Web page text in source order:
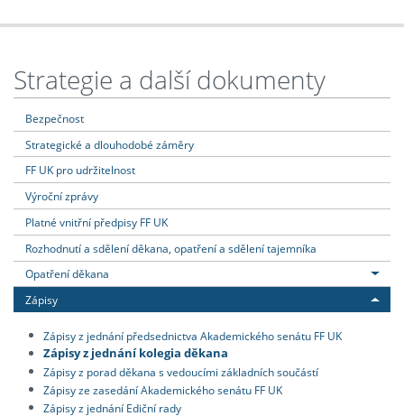
Strategie a další dokumenty
Bezpečnost
Strategické a dlouhodobé záměry
FF UK pro udržitelnost
Výroční zprávy
Platné vnitřní předpisy FF UK
Rozhodnutí a sdělení děkana, opatření a sdělení tajemníka
Opatření děkana
Zápisy
Zápisy z jednání předsednictva Akademického senátu FF UK
Zápisy z jednání kolegia děkana
Zápisy z porad děkana s vedoucími základních součástí
Zápisy ze zasedání Akademického senátu FF UK
Zápisy z jednání Ediční rady